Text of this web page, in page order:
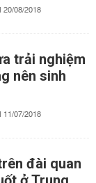
20/08/2018
trải nghiệm
nên sinh
11/07/2018
đài quan